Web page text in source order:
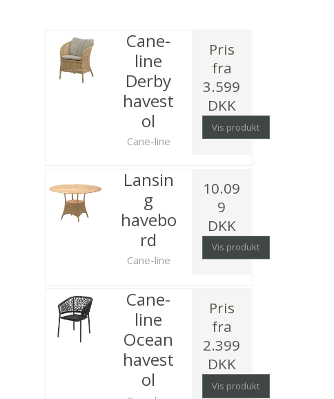
Cane-
line
Derby
havest
ol
Cane-line
Pris
fra
3.599
DKK
Vis produkt
Lansin
g
havebo
rd
Cane-line
10.09
9
DKK
Vis produkt
Cane-
line
Ocean
havest
ol
Pris
fra
2.399
DKK
Vis produkt